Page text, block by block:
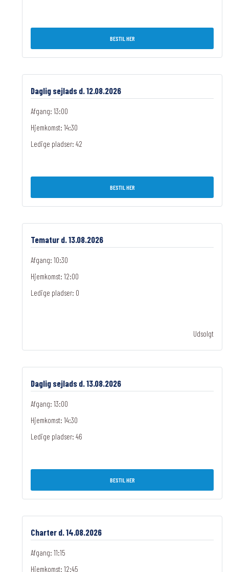
BESTIL HER
Daglig sejlads d. 12.08.2026
Afgang: 13:00
Hjemkomst: 14:30
Ledige pladser: 42
BESTIL HER
Tematur d. 13.08.2026
Afgang: 10:30
Hjemkomst: 12:00
Ledige pladser: 0
Udsolgt
Daglig sejlads d. 13.08.2026
Afgang: 13:00
Hjemkomst: 14:30
Ledige pladser: 46
BESTIL HER
Charter d. 14.08.2026
Afgang: 11:15
Hjemkomst: 12:45